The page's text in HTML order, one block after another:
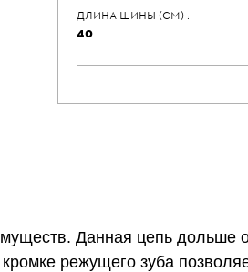
ДЛИНА ШИНЫ (СМ) :
40
Данная цепь дольше
режущего зуба